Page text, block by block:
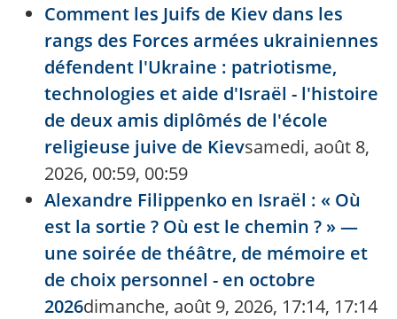
Comment les Juifs de Kiev dans les
rangs des Forces armées ukrainiennes
défendent l'Ukraine : patriotisme,
technologies et aide d'Israël - l'histoire
de deux amis diplômés de l'école
religieuse juive de Kievsamedi, août 8,
2026, 00:59, 00:59
Alexandre Filippenko en Israël : « Où
est la sortie ? Où est le chemin ? » —
une soirée de théâtre, de mémoire et
de choix personnel - en octobre
2026dimanche, août 9, 2026, 17:14, 17:14